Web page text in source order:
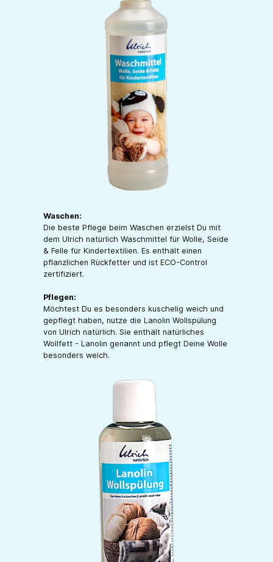
Waschen:
Die beste Pflege beim Waschen erzielst Du mit
dem Ulrich natürlich Waschmittel für Wolle, Seide
& Felle für Kindertextilien. Es enthält einen
pflanzlichen Rückfetter und ist ECO-Control
zertifiziert.
Pflegen:
Möchtest Du es besonders kuschelig weich und
gepflegt haben, nutze die Lanolin Wollspülung
von Ulrich natürlich. Sie enthält natürliches
Wollfett - Lanolin genannt und pflegt Deine Wolle
besonders weich.